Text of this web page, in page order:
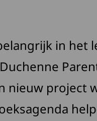
in het
nieuw project